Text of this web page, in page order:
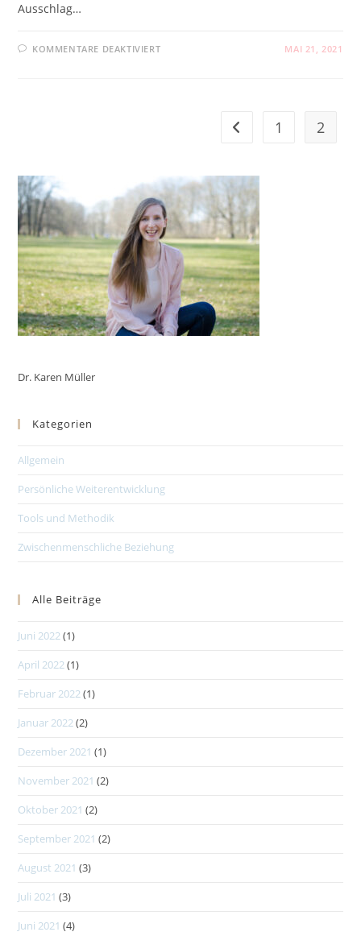
Ausschlag…
KOMMENTARE DEAKTIVIERTFÜR MAI 21, 2021
Zur vorherigen Seite
1 2
Dr. Karen Müller
Kategorien
Allgemein
Persönliche Weiterentwicklung
Tools und Methodik
Zwischenmenschliche Beziehung
Alle Beiträge
Juni 2022(1)
April 2022(1)
Februar 2022(1)
Januar 2022(2)
Dezember 2021 (1)
November 2021 (2)
Oktober 2021 (2)
September 2021 (2)
August 2021 (3)
Juli 2021 (3)
Juni 2021 (4)